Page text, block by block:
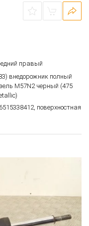
правый
внедорожник полный
M57N2 черный (475
поверхностная